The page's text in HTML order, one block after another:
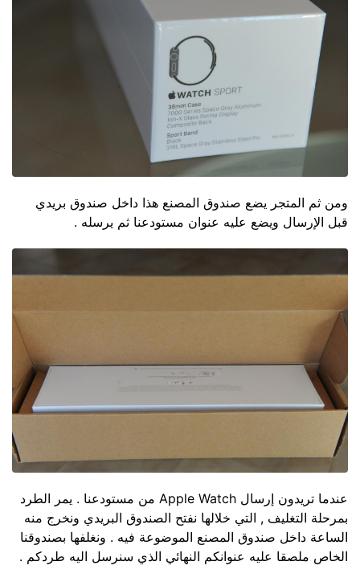
ومن ثم المتجر يضع صندوق المصنع هذا داخل صندوق بريدي
قبل الإرسال ويضع عليه عنوان مستودعنا ثم يرسله .
عندما تريدون إرسال Apple Watch من مستودعنا . يمر الطرد
بمرحلة التغليف , التي خلالها نفتح الصندوق البريدي ونخرج منه
الساعة داخل صندوق المصنع الموضوعة فيه . ونغلفها بصندوقنا
الخاص ملصقا عليه عنوانكم النهائي الذي سنرسل اليه طردكم .